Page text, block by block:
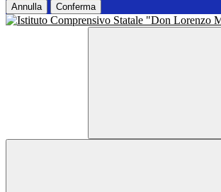
Annulla Conferma